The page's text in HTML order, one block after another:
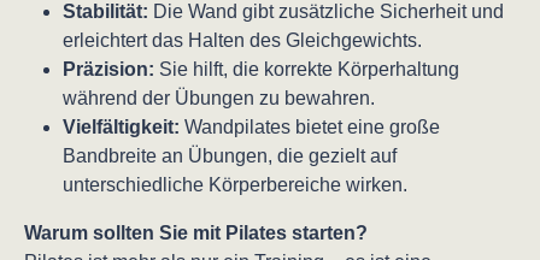
Stabilität: Die Wand gibt zusätzliche Sicherheit und
erleichtert das Halten des Gleichgewichts.
Präzision: Sie hilft, die korrekte Körperhaltung
während der Übungen zu bewahren.
Vielfältigkeit: Wandpilates bietet eine große
Bandbreite an Übungen, die gezielt auf
unterschiedliche Körperbereiche wirken.
Warum sollten Sie mit Pilates starten?